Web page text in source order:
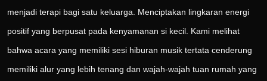
menjadi terapi bagi satu keluarga. Menciptakan lingkaran energi
positif yang berpusat pada kenyamanan si kecil. Kami melihat
bahwa acara yang memiliki sesi hiburan musik tertata cenderung
memiliki alur yang lebih tenang dan wajah-wajah tuan rumah yang